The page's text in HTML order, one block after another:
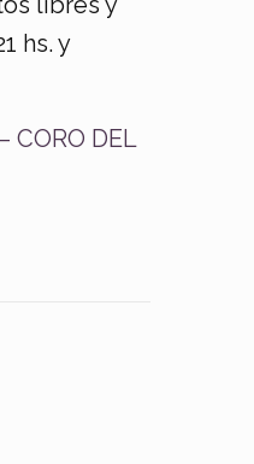
hs. y
CORO DEL